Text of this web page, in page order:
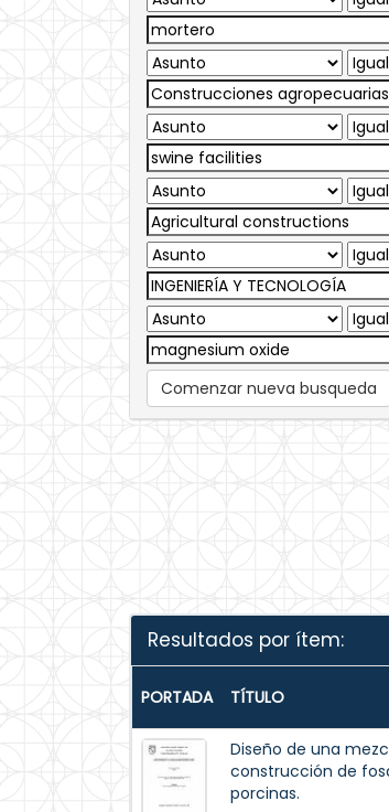
Comenzar nueva busqueda
Resultados por ítem:
PORTADA TÍTULO
Diseño de una
construcción de
porcinas.